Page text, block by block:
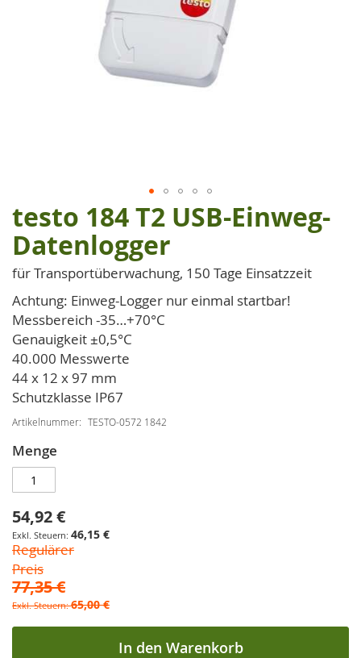
Zum
Anfang
der
Bildgalerie
testo 184 T2 USB-Einweg-
Datenlogger
für Transportüberwachung, 150 Tage Einsatzzeit
Achtung: Einweg-Logger nur einmal startbar!
Messbereich -35…+70°C
Genauigkeit ±0,5°C
40.000 Messwerte
44 x 12 x 97 mm
Schutzklasse IP67
Artikelnummer TESTO-0572 1842
Menge
Sonderpreis
54,92 €
46,15 €
Regulärer
Preis
77,35 €
65,00 €
In den Warenkorb